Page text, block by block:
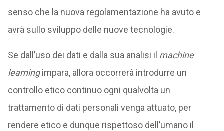
senso che la nuova regolamentazione ha avuto e
avrà sullo sviluppo delle nuove tecnologie.
Se dall’uso dei dati e dalla sua analisi il machine
learningimpara, allora occorrerà introdurre un
controllo etico continuo ogni qualvolta un
trattamento di dati personali venga attuato, per
rendere etico e dunque rispettoso dell’umano il